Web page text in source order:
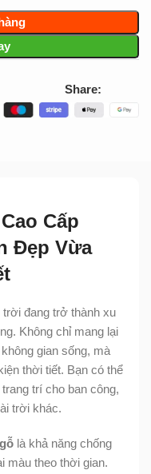
Share:
Cấp
Đẹp Vừa
trời đang trở thành xu
Không chỉ mang lại
gian sống, mà
thời tiết. Bạn có thể
trí cho ban công,
trời khác.
là khả năng chống
màu theo thời gian.